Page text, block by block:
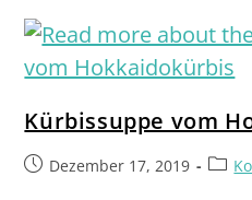
Kürbissuppe vom
Dezember 17, 2019